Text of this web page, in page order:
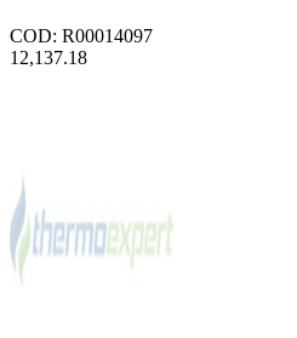
COD: R00014097
12,137.18